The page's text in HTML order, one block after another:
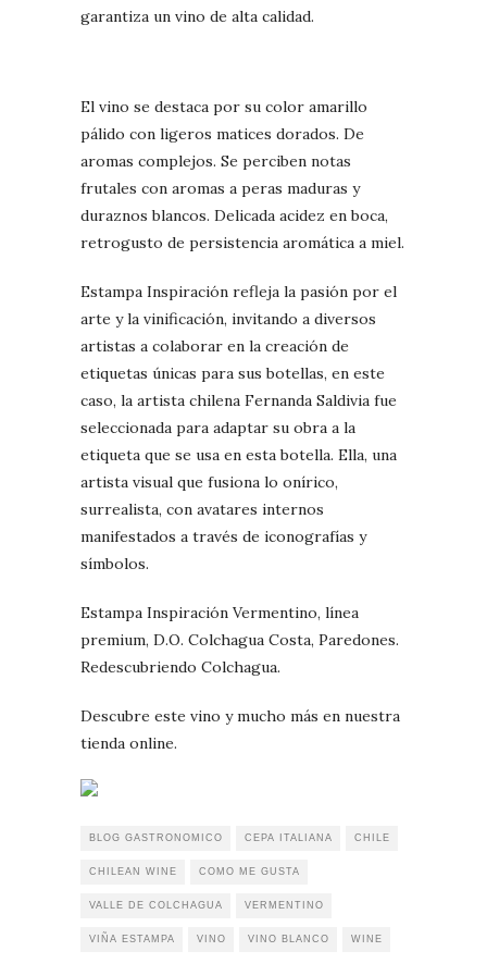
garantiza un vino de alta calidad.
El vino se destaca por su color amarillo
pálido con ligeros matices dorados. De
aromas complejos. Se perciben notas
frutales con aromas a peras maduras y
duraznos blancos. Delicada acidez en boca,
retrogusto de persistencia aromática a miel.
Estampa Inspiración refleja la pasión por el
arte y la vinificación, invitando a diversos
artistas a colaborar en la creación de
etiquetas únicas para sus botellas, en este
caso, la artista chilena Fernanda Saldivia fue
seleccionada para adaptar su obra a la
etiqueta que se usa en esta botella. Ella, una
artista visual que fusiona lo onírico,
surrealista, con avatares internos
manifestados a través de iconografías y
símbolos.
Estampa Inspiración Vermentino, línea
premium, D.O. Colchagua Costa, Paredones.
Redescubriendo Colchagua.
Descubre este vino y mucho más en nuestra
tienda online.
BLOG GASTRONOMICO CEPA ITALIANA CHILE
CHILEAN WINE COMO ME GUSTA
VALLE DE COLCHAGUA VERMENTINO
VIÑA ESTAMPA VINO VINO BLANCO WINE